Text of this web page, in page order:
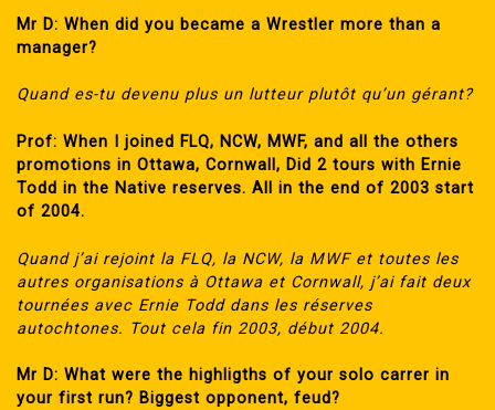
Mr D: When did you became a Wrestler more than a
manager?
Quand es-tu devenu plus un lutteur plutôt qu’un gérant?
Prof: When I joined FLQ, NCW, MWF, and all the others
promotions in Ottawa, Cornwall, Did 2 tours with Ernie
Todd in the Native reserves. All in the end of 2003 start
of 2004.
Quand j’ai rejoint la FLQ, la NCW, la MWF et toutes les
autres organisations à Ottawa et Cornwall, j’ai fait deux
tournées avec Ernie Todd dans les réserves
autochtones. Tout cela fin 2003, début 2004.
Mr D: What were the highligths of your solo carrer in
your first run? Biggest opponent, feud?